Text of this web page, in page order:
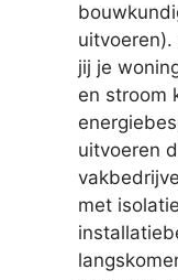
jij je
en stroom
uitvoeren
met